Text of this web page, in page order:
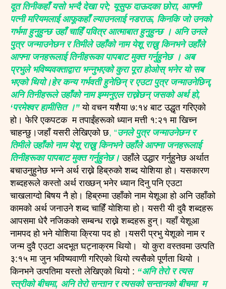
दूत तिनीकहाँ यसो भन्दै देखा परे; यूसुफ दाऊदका छोरा, आफ्नी
पत्नी मरियमलाई आफूकहाँ ल्याउनलाई नडराऊ, किनकि जो उनको
गर्भमा हुनुहुन्छ उहाँ चाहिँ पवित्र आत्माबात हुनुहुन्छ । अनि उनले
पुत्र जन्माउनेछन र तिमीले उहाँको नाम येशू राख्नु किनभने उहाँले
आफ्ना जनहरूलाई तिनीहरूका पापबाट मुक्त गर्नुहुनेछ । अब
प्रभुले भविष्यवक्ताद्वारा भन्नुभएको कुरा पूरा होओस् भनेर यो सब
भएको थियो।हेर कन्य गर्भवती हुनेछिन् र एउटा पुत्र जन्माउनेछिन्,
अनि तिनीहरूले उहाँको नाम इम्मनुएल राख्नेछन् जसको अर्थ हो,
‘परमेश्वर हामीसित ।” यो वचन यशैया ७:१४ बाट उद्धृत गरिएको
हो। फेरि एकपटक म तपाईंहरूको ध्यान मत्ती १:२१ मा खिच्न
चाहन्छु।जहाँ यसरी लेखिएको छ, “उनले पुत्र जन्माउनेछन र
तिमीले उहाँको नाम येशू राख्नु किनभने उहाँले आफ्ना जनहरूलाई
तिनीहरूका पापबाट मुक्त गर्नुहुनेछ। उहाँले उद्धार गर्नुहुनेछ अर्थात
बचाउनुहुनेछ भन्ने अर्थ राख्ने हिब्रुको शब्द योशिया हो। यसकारण
शब्दहरूले कस्तो अर्थ राख्छन् भनेर ध्यान दिनु पनि एउटा
चाखलाग्दो बिषय नै हो। हिब्रुमा उहाँको नाम येशूआ हो अनि उहाँको
कामको अर्थ जनाउने शब्द चाहिँ योशिया हो। यसरी यी दुवै शब्दहरू
आपसमा धेरै नजिकको सम्बन्ध राख्ने शब्दहरू हुन्। यहाँ येशूआ
नामपद हो भने योशिया क्रिया पद हो ।यसरी प्रभु येशूको नाम र
जन्म दुवै एउटा अदभूत घट्नाक्रम थियो। यो कुरा वस्तवमा उत्पति
३:१५ मा जुन भविष्यवाणी गरिएको थियो त्यसैको पूर्णता थियो ।
किनभने उत्पतिमा यस्तो लेखिएको थियो : “अनि तेरो र त्यस
स्त्रीको बीचमा, अनि तेरो सन्तान र त्यसको सन्तानको बीचमा म